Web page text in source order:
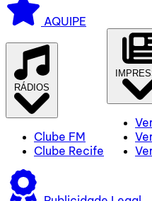
AQUIPE
RÁDIOS
Clube FM
Clube Recife